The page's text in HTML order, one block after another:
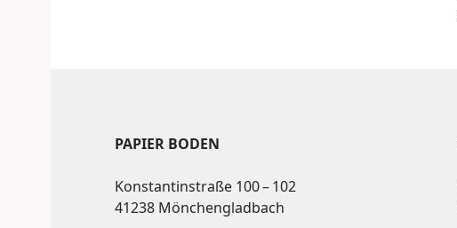
PAPIER BODEN
Konstantinstraße 100 – 102
41238 Mönchengladbach